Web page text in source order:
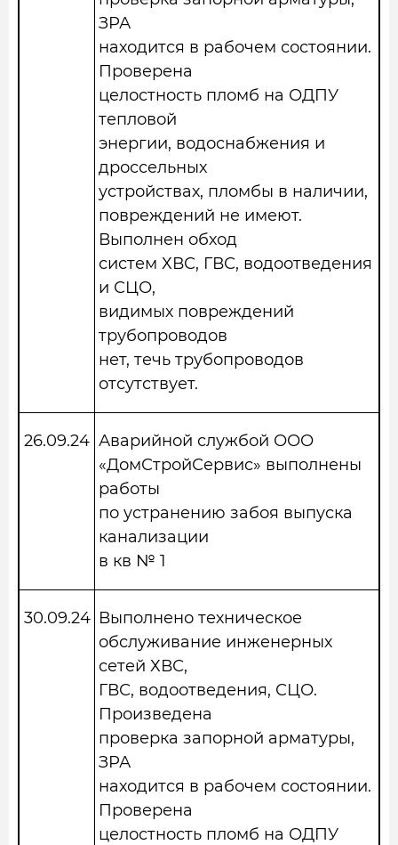
ЗРА
находится в рабочем состоянии.
Проверена
целостность пломб на ОДПУ
тепловой
энергии, водоснабжения и
дроссельных
устройствах, пломбы в наличии,
повреждений не имеют.
Выполнен обход
систем ХВС, ГВС, водоотведения
и СЦО,
видимых повреждений
трубопроводов
нет, течь трубопроводов
отсутствует.
26.09.24 Аварийной службой ООО
«ДомСтройСервис» выполнены
работы
по устранению забоя выпуска
канализации
в кв № 1
30.09.24 Выполнено техническое
обслуживание инженерных
сетей ХВС,
ГВС, водоотведения, СЦО.
Произведена
проверка запорной арматуры,
ЗРА
находится в рабочем состоянии.
Проверена
целостность пломб на ОДПУ